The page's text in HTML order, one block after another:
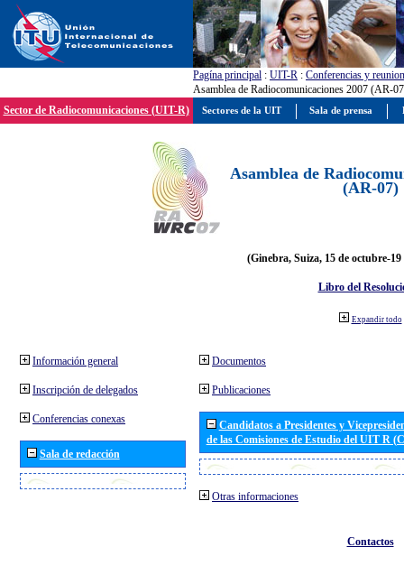
Pagína principal : UIT-R : Conferencias y
Asamblea de Radiocomunicaciones 2007 (AR-
Sector de Radiocomunicaciones (UIT-R)
Asamblea de
(AR-07)
(Ginebra, Suiza, 15 de octubre-19
Libro del
Expandir todo
Información general
Inscripción de delegados
Conferencias conexas
Sala de redacción
Documentos
Publicaciones
Candidatos a Presidentes y
de las Comisiones de Estudio del UIT R
Otras informaciones
Contactos
Sectores de la UIT Sala de prensa